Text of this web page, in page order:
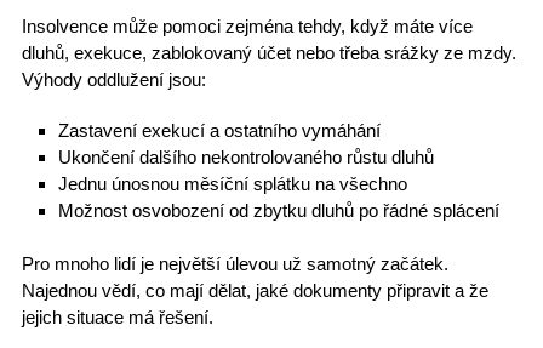
Insolvencemůže pomoci zejména tehdy, když máte více
dluhů, exekuce, zablokovaný účetnebo třeba srážky ze mzdy.
Výhody oddluženíjsou:
Zastavení exekucía ostatního vymáhání
Ukončení dalšího nekontrolovaného růstu dluhů
Jednu únosnou měsíční splátkuna všechno
Možnost osvobození od zbytku dluhůpo řádné splácení
Pro mnoho lidí je největší úlevou už samotný začátek.
Najednou vědí, co mají dělat, jaké dokumenty připravita že
jejich situace má řešení.